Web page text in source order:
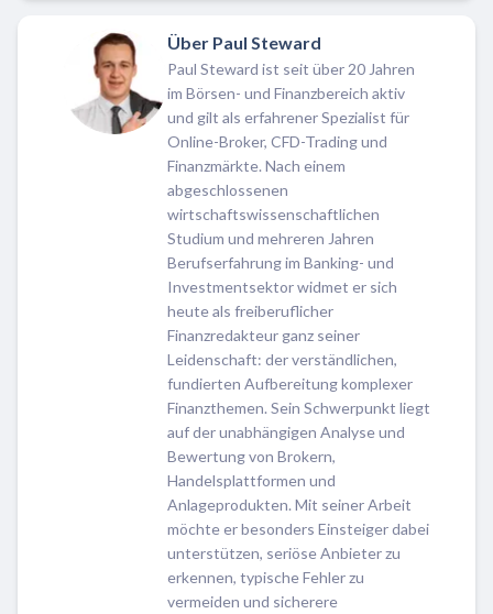
Über Paul Steward
Paul Steward ist seit über 20 Jahren
im Börsen- und Finanzbereich aktiv
und gilt als erfahrener Spezialist für
Online-Broker, CFD-Trading und
Finanzmärkte. Nach einem
abgeschlossenen
wirtschaftswissenschaftlichen
Studium und mehreren Jahren
Berufserfahrung im Banking- und
Investmentsektor widmet er sich
heute als freiberuflicher
Finanzredakteur ganz seiner
Leidenschaft: der verständlichen,
fundierten Aufbereitung komplexer
Finanzthemen. Sein Schwerpunkt liegt
auf der unabhängigen Analyse und
Bewertung von Brokern,
Handelsplattformen und
Anlageprodukten. Mit seiner Arbeit
möchte er besonders Einsteiger dabei
unterstützen, seriöse Anbieter zu
erkennen, typische Fehler zu
vermeiden und sicherere